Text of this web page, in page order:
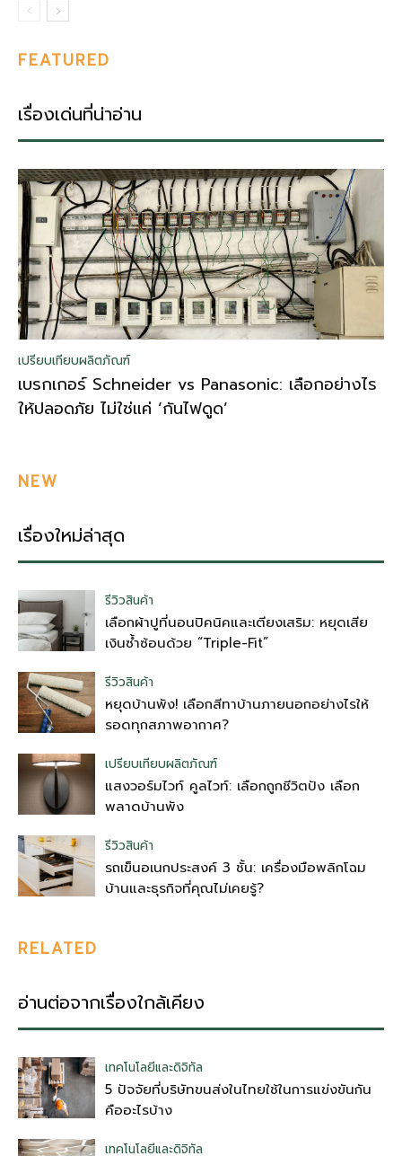
FEATURED
เรื่องเด่นที่น่าอ่าน
เปรียบเทียบผลิตภัณฑ์
เบรกเกอร์ Schneider vs Panasonic: เลือกอย่างไร
ให้ปลอดภัย ไม่ใช่แค่ ‘กันไฟดูด’
NEW
เรื่องใหม่ล่าสุด
รีวิวสินค้า
เลือกผ้าปูที่นอนปิคนิคและเตียงเสริม: หยุดเสีย
เงินซ้ำซ้อนด้วย “Triple-Fit”
รีวิวสินค้า
หยุดบ้านพัง! เลือกสีทาบ้านภายนอกอย่างไรให้
รอดทุกสภาพอากาศ?
เปรียบเทียบผลิตภัณฑ์
แสงวอร์มไวท์ คูลไวท์: เลือกถูกชีวิตปัง เลือก
พลาดบ้านพัง
รีวิวสินค้า
รถเข็นอเนกประสงค์ 3 ชั้น: เครื่องมือพลิกโฉม
บ้านและธุรกิจที่คุณไม่เคยรู้?
RELATED
อ่านต่อจากเรื่องใกล้เคียง
เทคโนโลยีและดิจิทัล
5 ปัจจัยที่บริษัทขนส่งในไทยใช้ในการแข่งขันกัน
คืออะไรบ้าง
เทคโนโลยีและดิจิทัล